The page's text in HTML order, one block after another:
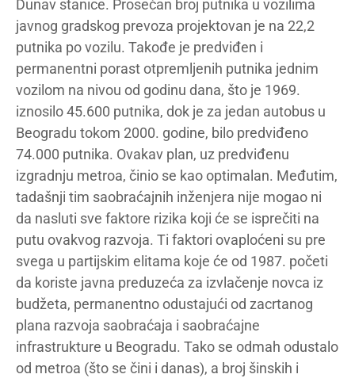
Dunav stanice. Prosečan broj putnika u vozilima
javnog gradskog prevoza projektovan je na 22,2
putnika po vozilu. Takođe je predviđen i
permanentni porast otpremljenih putnika jednim
vozilom na nivou od godinu dana, što je 1969.
iznosilo 45.600 putnika, dok je za jedan autobus u
Beogradu tokom 2000. godine, bilo predviđeno
74.000 putnika. Ovakav plan, uz predviđenu
izgradnju metroa, činio se kao optimalan. Međutim,
tadašnji tim saobraćajnih inženjera nije mogao ni
da nasluti sve faktore rizika koji će se isprečiti na
putu ovakvog razvoja. Ti faktori ovaploćeni su pre
svega u partijskim elitama koje će od 1987. početi
da koriste javna preduzeća za izvlačenje novca iz
budžeta, permanentno odustajući od zacrtanog
plana razvoja saobraćaja i saobraćajne
infrastrukture u Beogradu. Tako se odmah odustalo
od metroa (što se čini i danas), a broj šinskih i